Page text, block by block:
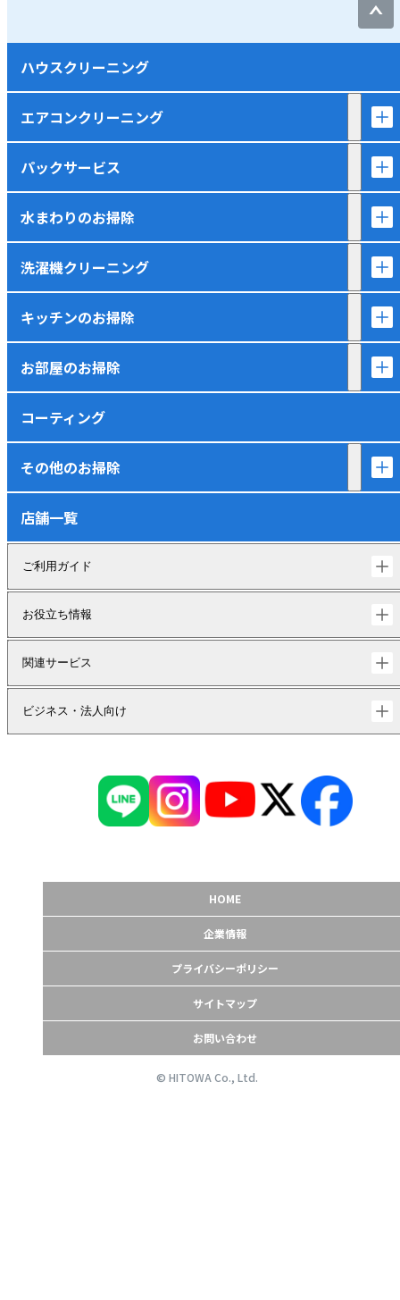
ハウスクリーニング
エアコンクリーニング
パックサービス
水まわりのお掃除
洗濯機クリーニング
キッチンのお掃除
お部屋のお掃除
コーティング
その他のお掃除
店舗一覧
ご利用ガイド
お役立ち情報
関連サービス
ビジネス・法人向け
HOME
企業情報
プライバシーポリシー
サイトマップ
お問い合わせ
© HITOWA Co., Ltd.